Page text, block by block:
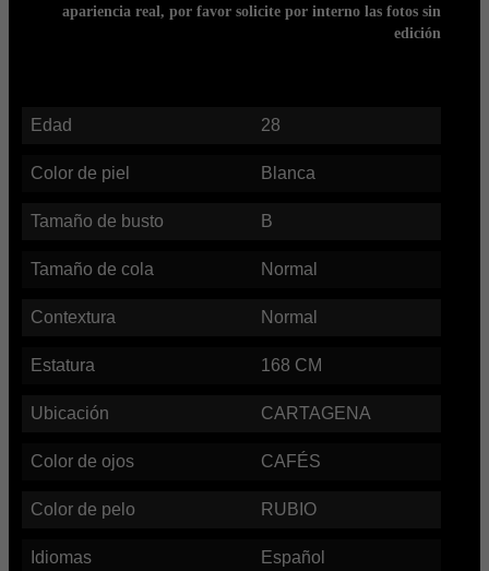
apariencia real, por favor solicite por interno las fotos sin
edición
Edad 28
Color de piel Blanca
Tamaño de busto B
Tamaño de cola Normal
Contextura Normal
Estatura 168 CM
Ubicación CARTAGENA
Color de ojos CAFÉS
Color de pelo RUBIO
Idiomas Español